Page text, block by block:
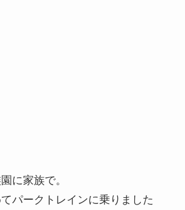
に家族で。
パークトレインに乗りました